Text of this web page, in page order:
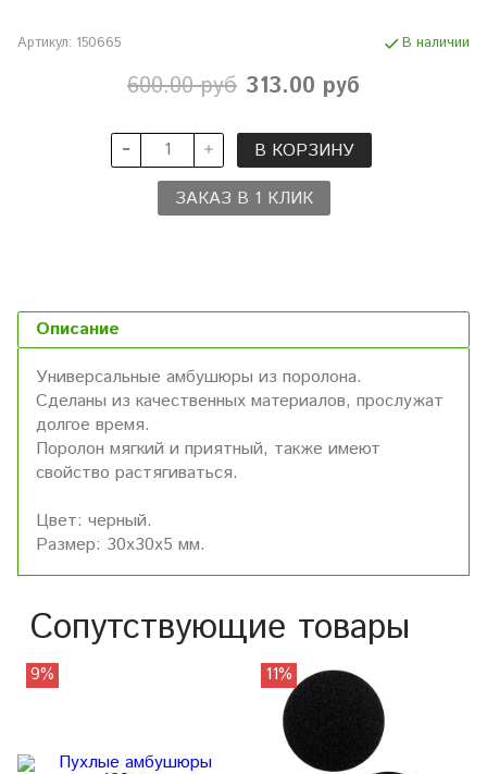
Артикул: 150665 В наличии
600.00 руб 313.00 руб
В КОРЗИНУ
ЗАКАЗ В 1 КЛИК
Описание
Универсальные амбушюры из поролона.
Сделаны из качественных материалов, прослужат
долгое время.
Поролон мягкий и приятный, также имеют
свойство растягиваться.
Цвет: черный.
Размер: 30х30х5 мм.
Сопутствующие товары
9% 11%